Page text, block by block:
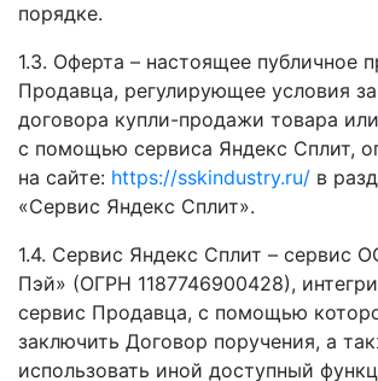
порядке.
1.3. Оферта – настоящее публичное
Продавца, регулирующее условия
договора купли-продажи товара или
с помощью сервиса Яндекс Сплит,
на сайте: https://sskindustry.ru/ в
«Сервис Яндекс Сплит».
1.4. Сервис Яндекс Сплит – сервис
Пэй» (ОГРН 1187746900428),
сервис Продавца, с помощью
заключить Договор поручения, а
использовать иной доступный